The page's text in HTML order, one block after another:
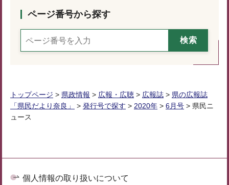
ページ番号から探す
トップページ > 県政情報 > 広報・広聴 > 広報誌 > 県の広報誌
「県民だより奈良」
> 発行号で探す > 2020年 > 6月号 > 県民ニ
ュース
個人情報の取り扱いについて